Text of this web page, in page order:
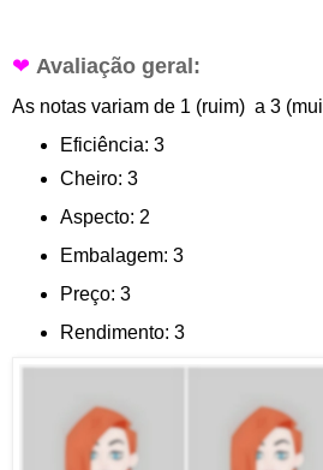
❤ Avaliação geral:
As notas variam de 1 (ruim) a 3
Eficiência: 3
Cheiro: 3
Aspecto: 2
Embalagem: 3
Preço: 3
Rendimento: 3